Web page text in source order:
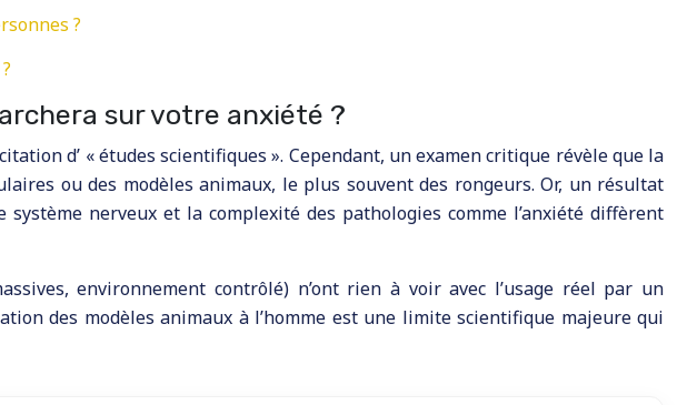
?
sur votre anxiété ?
d’ « études scientifiques ». Cependant, un examen critique révèle que la
ou des modèles animaux, le plus souvent des rongeurs. Or, un résultat
nerveux et la complexité des pathologies comme l’anxiété diffèrent
environnement contrôlé) n’ont rien à voir avec l’usage réel par un
des modèles animaux à l’homme est une limite scientifique majeure qui